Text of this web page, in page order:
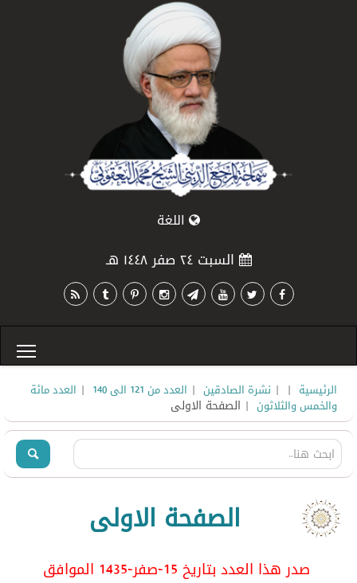
اللغة
السبت ٢٤ صفر ١٤٤٨ هـ
الرئيسية |
| نشرة الصادقين | العدد من 121 الى 140 | العدد مائة
والخمس والثلاثون | الصفحة الاولى
الصفحة الاولى
صدر هذا العدد بتاريخ 15-صفر-1435 الموافق